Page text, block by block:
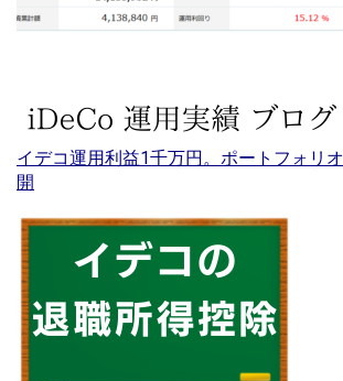
イデコ運用利益1千万円。ポートフォリ
開